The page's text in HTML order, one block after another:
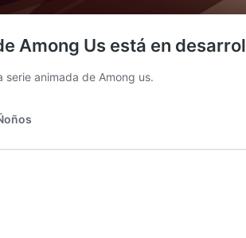
Among Us está en
serie animada de Among us.